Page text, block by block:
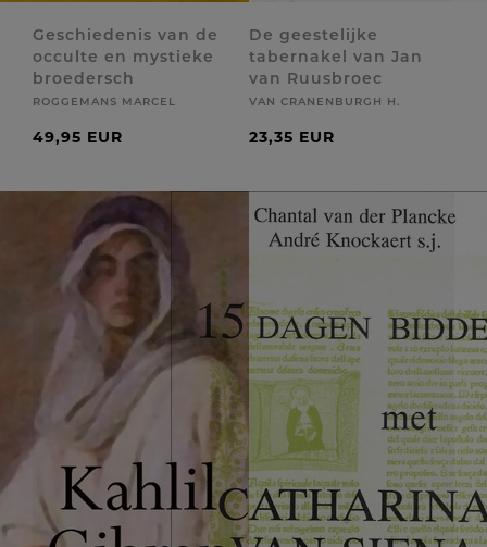
Geschiedenis van de
occulte en mystieke
broedersch
ROGGEMANS MARCEL
49,95 EUR
De geestelijke
tabernakel van Jan
van Ruusbroec
VAN CRANENBURGH H.
23,35 EUR